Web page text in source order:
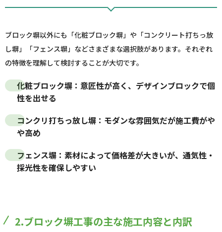
ブロック塀以外にも「化粧ブロック塀」や「コンクリート打ちっ放
し塀」「フェンス塀」などさまざまな選択肢があります。それぞれ
の特徴を理解して検討することが大切です。
化粧ブロック塀： 意匠性が高く、デザインブロックで個
性を出せる
コンクリ打ちっ放し塀： モダンな雰囲気だが施工費がや
や高め
フェンス塀： 素材によって価格差が大きいが、通気性・
採光性を確保しやすい
2.ブロック塀工事の主な施工内容と内訳